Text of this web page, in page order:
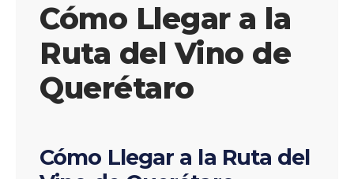
Cómo Llegar a la
Ruta del Vino de
Querétaro
Cómo Llegar a la Ruta del